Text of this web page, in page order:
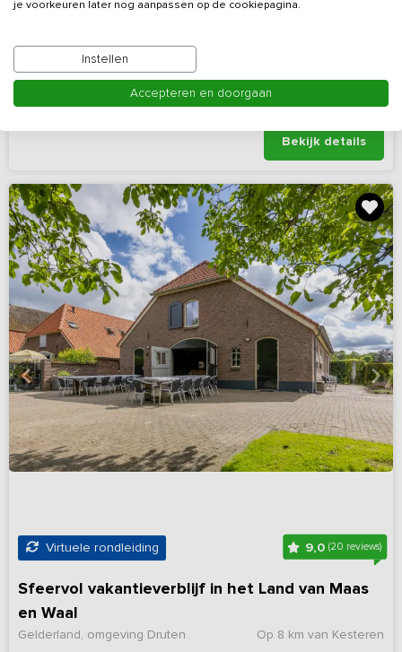
Virtuele rondleiding
Vakantieboerderij in het Land van Maas en Waal
Gelderland, omgeving Druten
6 - 24 6 5 2
Bekijk details
Virtuele rondleiding 9,0 (20 reviews)
Sfeervol vakantieverblijf in het Land van Maas
en Waal
Op 8 km van Kesteren
Gelderland, omgeving Druten
je voorkeuren later nog aanpassen op de cookiepagina.
Instellen
Accepteren en doorgaan